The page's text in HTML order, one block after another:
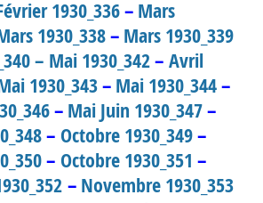
1930_336– Mars
1930_338– Mars 1930_339
– Mai 1930_342– Avril
1930_343– Mai 1930_344–
– Mai Juin 1930_347–
– Octobre 1930_349–
– Octobre 1930_351 –
– Novembre 1930_353